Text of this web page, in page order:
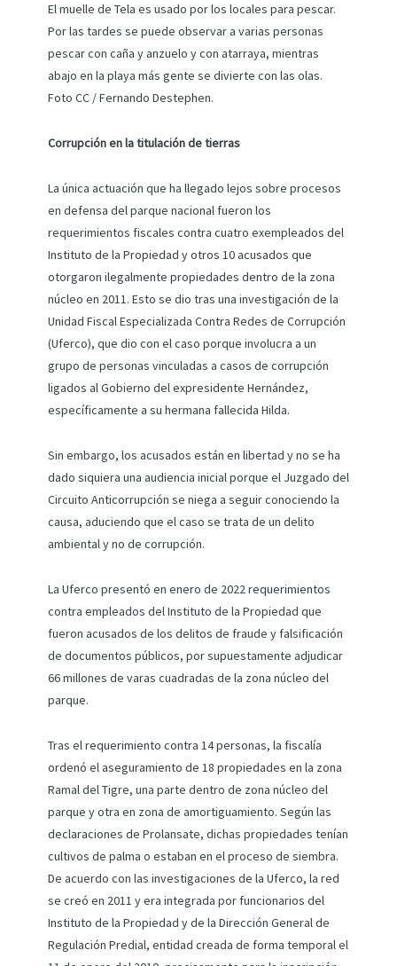
El muelle de Tela es usado por los locales para pescar.
Por las tardes se puede observar a varias personas
pescar con caña y anzuelo y con atarraya, mientras
abajo en la playa más gente se divierte con las olas.
Foto CC / Fernando Destephen.
Corrupción en la titulación de tierras
La única actuación que ha llegado lejos sobre procesos
en defensa del parque nacional fueron los
requerimientos fiscales contra cuatro exempleados del
Instituto de la Propiedad y otros 10 acusados que
otorgaron ilegalmente propiedades dentro de la zona
núcleo en 2011. Esto se dio tras una investigación de la
Unidad Fiscal Especializada Contra Redes de Corrupción
(Uferco), que dio con el caso porque involucra a un
grupo de personas vinculadas a casos de corrupción
ligados al Gobierno del expresidente Hernández,
específicamente a su hermana fallecida Hilda.
Sin embargo, los acusados están en libertad y no se ha
dado siquiera una audiencia inicial porque el Juzgado del
Circuito Anticorrupción se niega a seguir conociendo la
causa, aduciendo que el caso se trata de un delito
ambiental y no de corrupción.
La Uferco presentó en enero de 2022 requerimientos
contra empleados del Instituto de la Propiedad que
fueron acusados de los delitos de fraude y falsificación
de documentos públicos, por supuestamente adjudicar
66 millones de varas cuadradas de la zona núcleo del
parque.
Tras el requerimiento contra 14 personas, la fiscalía
ordenó el aseguramiento de 18 propiedades en la zona
Ramal del Tigre, una parte dentro de zona núcleo del
parque y otra en zona de amortiguamiento. Según las
declaraciones de Prolansate, dichas propiedades tenían
cultivos de palma o estaban en el proceso de siembra.
De acuerdo con las investigaciones de la Uferco, la red
se creó en 2011 y era integrada por funcionarios del
Instituto de la Propiedad y de la Dirección General de
Regulación Predial, entidad creada de forma temporal el